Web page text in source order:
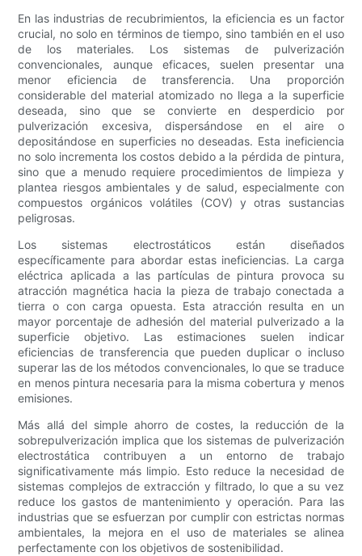
En las industrias de recubrimientos, la eficiencia es un factor
crucial, no solo en términos de tiempo, sino también en el uso
de los materiales. Los sistemas de pulverización
convencionales, aunque eficaces, suelen presentar una
menor eficiencia de transferencia. Una proporción
considerable del material atomizado no llega a la superficie
deseada, sino que se convierte en desperdicio por
pulverización excesiva, dispersándose en el aire o
depositándose en superficies no deseadas. Esta ineficiencia
no solo incrementa los costos debido a la pérdida de pintura,
sino que a menudo requiere procedimientos de limpieza y
plantea riesgos ambientales y de salud, especialmente con
compuestos orgánicos volátiles (COV) y otras sustancias
peligrosas.
Los sistemas electrostáticos están diseñados
específicamente para abordar estas ineficiencias. La carga
eléctrica aplicada a las partículas de pintura provoca su
atracción magnética hacia la pieza de trabajo conectada a
tierra o con carga opuesta. Esta atracción resulta en un
mayor porcentaje de adhesión del material pulverizado a la
superficie objetivo. Las estimaciones suelen indicar
eficiencias de transferencia que pueden duplicar o incluso
superar las de los métodos convencionales, lo que se traduce
en menos pintura necesaria para la misma cobertura y menos
emisiones.
Más allá del simple ahorro de costes, la reducción de la
sobrepulverización implica que los sistemas de pulverización
electrostática contribuyen a un entorno de trabajo
significativamente más limpio. Esto reduce la necesidad de
sistemas complejos de extracción y filtrado, lo que a su vez
reduce los gastos de mantenimiento y operación. Para las
industrias que se esfuerzan por cumplir con estrictas normas
ambientales, la mejora en el uso de materiales se alinea
perfectamente con los objetivos de sostenibilidad.